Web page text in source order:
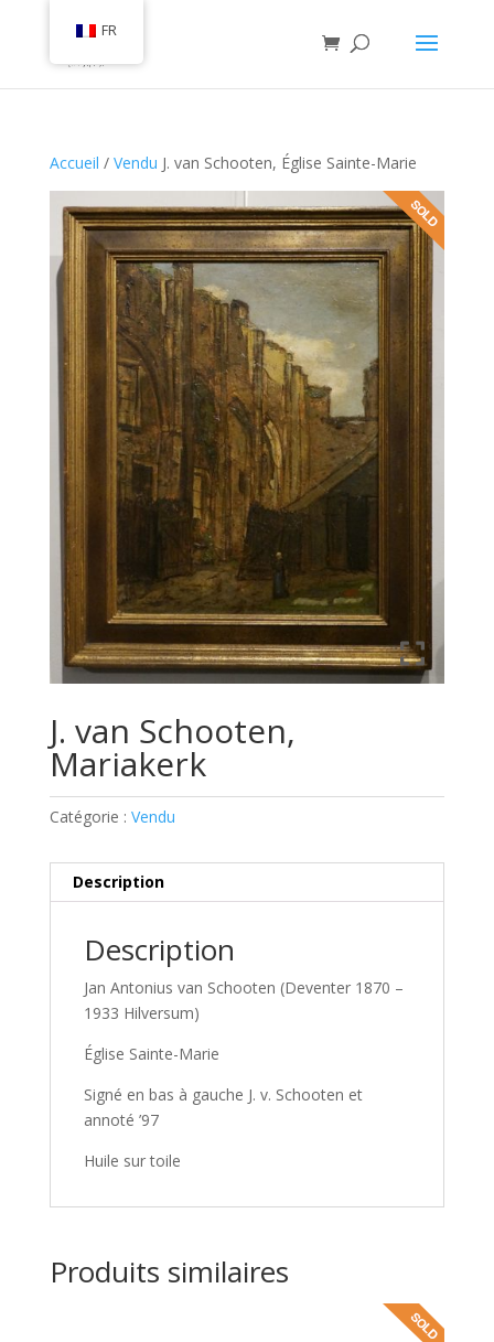
Accueil / Vendu J. van Schooten, Église Sainte-Marie
J. van Schooten,
Mariakerk
Catégorie : Vendu
Description
Description
Jan Antonius van Schooten (Deventer 1870 –
1933 Hilversum)
Église Sainte-Marie
Signé en bas à gauche J. v. Schooten et
annoté ’97
Huile sur toile
Produits similaires
FR